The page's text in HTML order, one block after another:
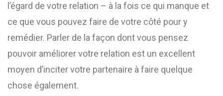
l’égard de votre relation – à la fois ce qui manque et
ce que vous pouvez faire de votre côté pour y
remédier. Parler de la façon dont vous pensez
pouvoir améliorer votre relation est un excellent
moyen d’inciter votre partenaire à faire quelque
chose également.